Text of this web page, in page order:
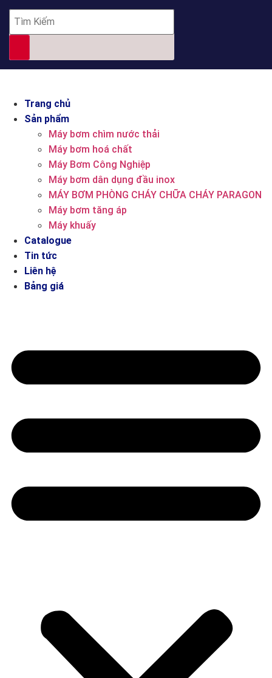
Trang chủ
Sản phẩm
Máy bơm chìm nước thải
Máy bơm hoá chất
Máy Bơm Công Nghiệp
Máy bơm dân dụng đầu inox
MÁY BƠM PHÒNG CHÁY CHỮA CHÁY PARAGON
Máy bơm tăng áp
Máy khuấy
Catalogue
Tin tức
Liên hệ
Bảng giá